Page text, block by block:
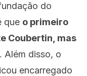
do
que o primeiro
Coubertin, mas
. Além disso, o
encarregado